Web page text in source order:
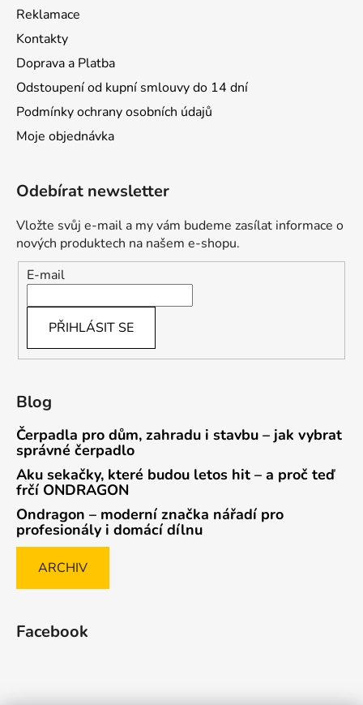
Reklamace
Kontakty
Doprava a Platba
Odstoupení od kupní smlouvy do 14 dní
Podmínky ochrany osobních údajů
Moje objednávka
Odebírat newsletter
Vložte svůj e-mail a my vám budeme zasílat informace o
nových produktech na našem e-shopu.
E-mail
PŘIHLÁSIT SE
Blog
Čerpadla pro dům, zahradu i stavbu – jak vybrat
správné čerpadlo
Aku sekačky, které budou letos hit – a proč teď
frčí ONDRAGON
Ondragon – moderní značka nářadí pro
profesionály i domácí dílnu
ARCHIV
Facebook